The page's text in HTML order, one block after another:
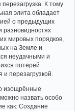
К тому
элита обладает
о предыдущих
разновидностях
мировых порядков,
на Земле и
неудачными и
потерей
перезагрузкой.
изощрённые
назвать особо
как: Создание